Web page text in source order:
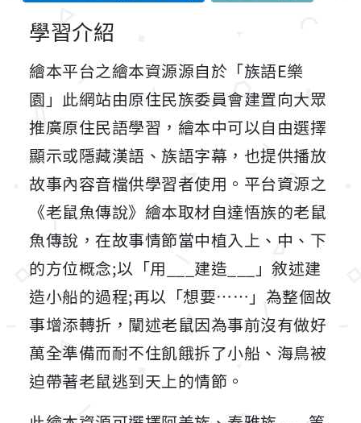
學習介紹
繪本平台之繪本資源源自於「族語E樂
園」此網站由原住民族委員會建置向大眾
推廣原住民語學習，繪本中可以自由選擇
顯示或隱藏漢語、族語字幕，也提供播放
故事內容音檔供學習者使用。平台資源之
《老鼠魚傳說》繪本取材自達悟族的老鼠
魚傳說，在故事情節當中植入上、中、下
的方位概念;以「用___建造___」敘述建
造小船的過程;再以「想要……」為整個故
事增添轉折，闡述老鼠因為事前沒有做好
萬全準備而耐不住飢餓拆了小船、海鳥被
迫帶著老鼠逃到天上的情節。